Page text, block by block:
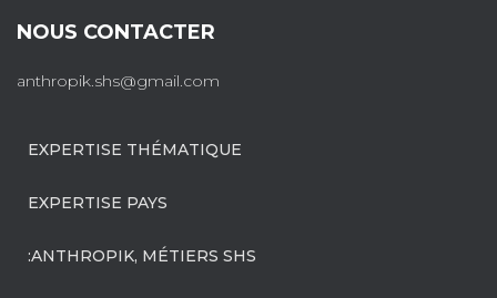
NOUS CONTACTER
anthropik.shs@gmail.com
EXPERTISE THÉMATIQUE
EXPERTISE PAYS
:ANTHROPIK, MÉTIERS SHS